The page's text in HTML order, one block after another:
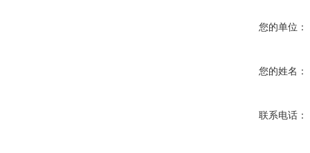
您的单位：
您的姓名：
联系电话：